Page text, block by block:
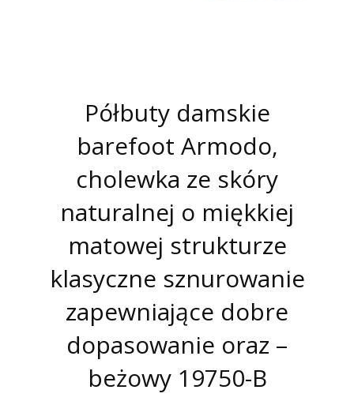
Półbuty damskie
barefoot Armodo,
cholewka ze skóry
naturalnej o miękkiej
matowej strukturze
klasyczne sznurowanie
zapewniające dobre
dopasowanie oraz –
beżowy 19750-B